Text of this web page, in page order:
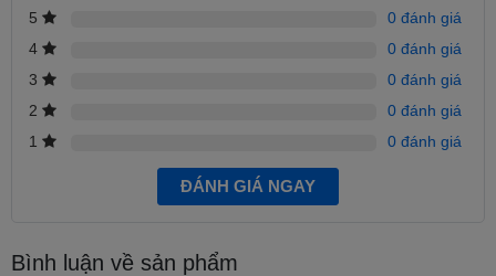
5
0 đánh giá
4
0 đánh giá
3
0 đánh giá
2
0 đánh giá
1
0 đánh giá
ĐÁNH GIÁ NGAY
Bình luận về sản phẩm